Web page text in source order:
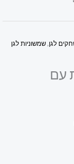
לגן,שמשוניות לגן
עם